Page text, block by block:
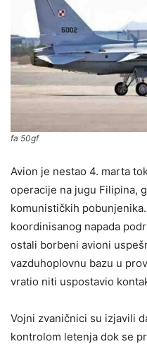
fa 50gf
Avion je nestao 4. marta
operacije na jugu Filipina,
komunističkih
koordinisanog napada
ostali borbeni avioni
vazduhoplovnu bazu u
vratio niti uspostavio
Vojni zvaničnici su izjavili
kontrolom letenja dok se